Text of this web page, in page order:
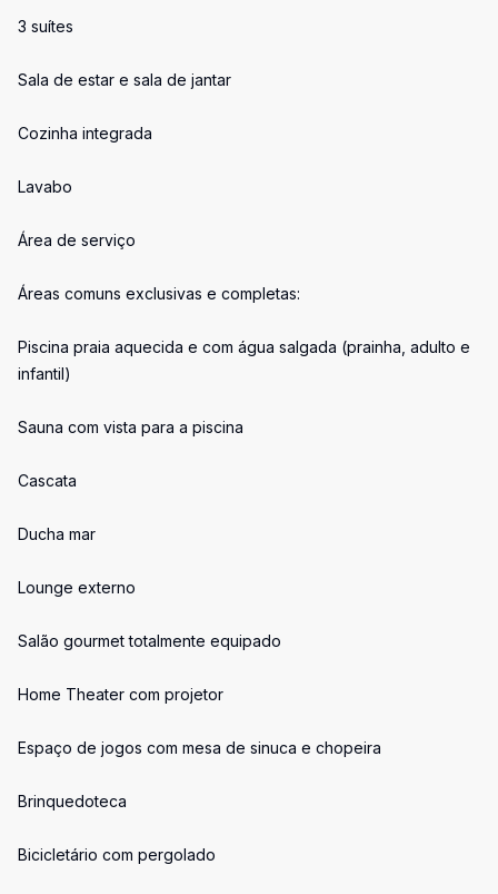
3 suítes
Sala de estar e sala de jantar
Cozinha integrada
Lavabo
Área de serviço
Áreas comuns exclusivas e completas:
Piscina praia aquecida e com água salgada (prainha, adulto e
infantil)
Sauna com vista para a piscina
Cascata
Ducha mar
Lounge externo
Salão gourmet totalmente equipado
Home Theater com projetor
Espaço de jogos com mesa de sinuca e chopeira
Brinquedoteca
Bicicletário com pergolado